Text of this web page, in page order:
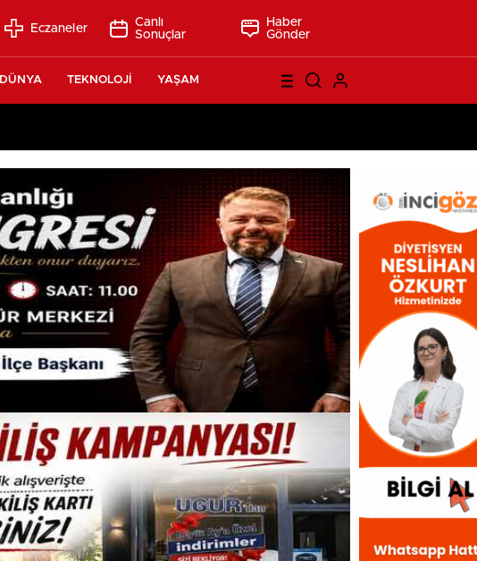
Eczaneler
Canlı
Sonuçlar
Haber
Gönder
DÜNYA TEKNOLOJİ YAŞAM